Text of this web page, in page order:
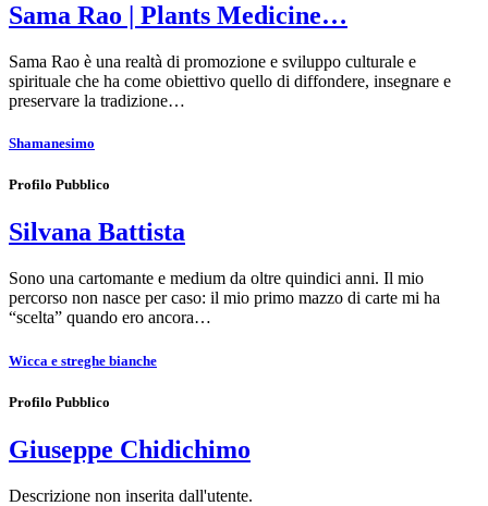
Sama Rao | Plants Medicine…
Sama Rao è una realtà di promozione e sviluppo culturale e
spirituale che ha come obiettivo quello di diffondere, insegnare e
preservare la tradizione…
Shamanesimo
Profilo Pubblico
Silvana Battista
Sono una cartomante e medium da oltre quindici anni. Il mio
percorso non nasce per caso: il mio primo mazzo di carte mi ha
“scelta” quando ero ancora…
Wicca e streghe bianche
Profilo Pubblico
Giuseppe Chidichimo
Descrizione non inserita dall'utente.